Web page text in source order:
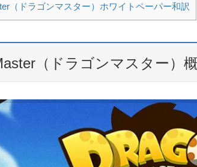
（ドラゴンマスター）ホワイトペーパー和訳
（ドラゴンマスター）